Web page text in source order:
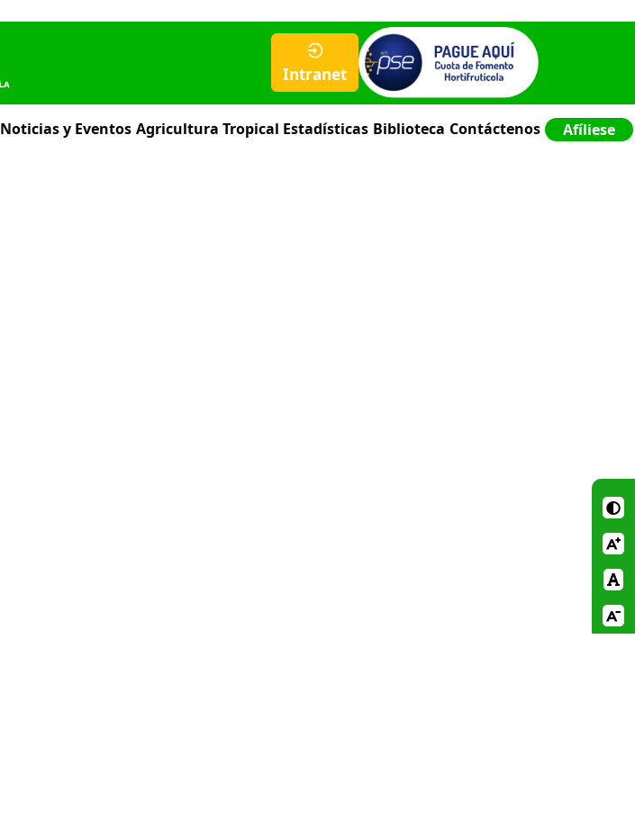
Intranet
Noticias y Eventos Agricultura Tropical Estadísticas Biblioteca Contáctenos Afíliese